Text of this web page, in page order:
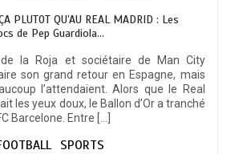
PLUTOT QU’AU REAL MADRID : Les
de Pep Guardiola…
de la Roja et sociétaire de Man City
son grand retour en Espagne, mais
l’attendaient. Alors que le Real
les yeux doux, le Ballon d’Or a tranché
Barcelone. Entre […]
SPORTS